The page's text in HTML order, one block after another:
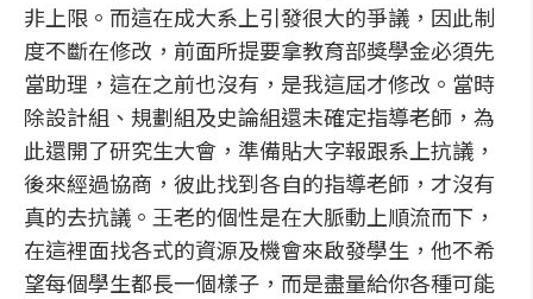
非上限。而這在成大系上引發很大的爭議，因此制
度不斷在修改，前面所提要拿教育部獎學金必須先
當助理，這在之前也沒有，是我這屆才修改。當時
除設計組、規劃組及史論組還未確定指導老師，為
此還開了研究生大會，準備貼大字報跟系上抗議，
後來經過協商，彼此找到各自的指導老師，才沒有
真的去抗議。王老的個性是在大脈動上順流而下，
在這裡面找各式的資源及機會來啟發學生，他不希
望每個學生都長一個樣子，而是盡量給你各種可能